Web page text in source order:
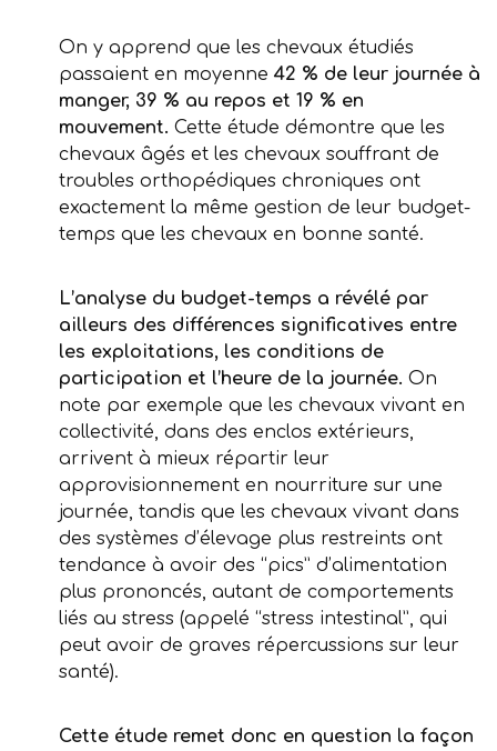
On y apprend que les chevaux étudiés
passaient en moyenne 42 % de leur journée à
manger, 39 % au repos et 19 % en
mouvement. Cette étude démontre que les
chevaux âgés et les chevaux souffrant de
troubles orthopédiques chroniques ont
exactement la même gestion de leur budget-
temps que les chevaux en bonne santé.
L’analyse du budget-temps a révélé par
ailleurs des différences significatives entre
les exploitations, les conditions de
participation et l’heure de la journée. On
note par exemple que les chevaux vivant en
collectivité, dans des enclos extérieurs,
arrivent à mieux répartir leur
approvisionnement en nourriture sur une
journée, tandis que les chevaux vivant dans
des systèmes d’élevage plus restreints ont
tendance à avoir des “pics” d’alimentation
plus prononcés, autant de comportements
liés au stress (appelé “stress intestinal”, qui
peut avoir de graves répercussions sur leur
santé).
Cette étude remet donc en question la façon